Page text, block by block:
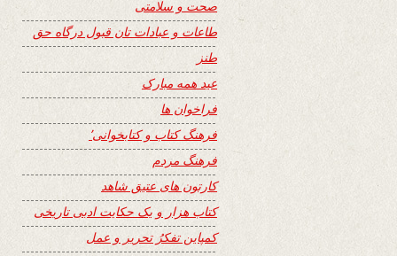
صحت و سلامتی
طاعات و عبادات تان قبول درگاه حق
طنز
عید همه مبارک
فراخوان ها
فرهنگ کتاب و کتابخوانی٬
فرهنگ مردم
کارتون های عتیق شاهد
کتاب هزار و یک حکایت ادبی تاریخی
کمپاین تفکرُ تحریر و عمل